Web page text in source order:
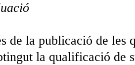
de la publicació de les
la qualificació de